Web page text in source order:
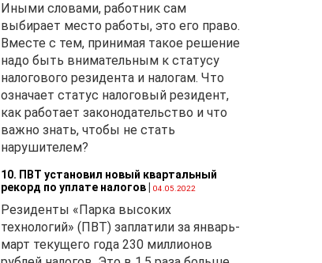
Иными словами, работник сам
выбирает место работы, это его право.
Вместе с тем, принимая такое решение
надо быть внимательным к статусу
налогового резидента и налогам. Что
означает статус налоговый резидент,
как работает законодательство и что
важно знать, чтобы не стать
нарушителем?
10. ПВТ установил новый квартальный
рекорд по уплате налогов| 04.05.2022
Резиденты «Парка высоких
технологий» (ПВТ) заплатили за январь-
март текущего года 230 миллионов